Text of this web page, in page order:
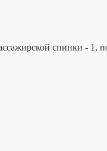
спинки - 1,